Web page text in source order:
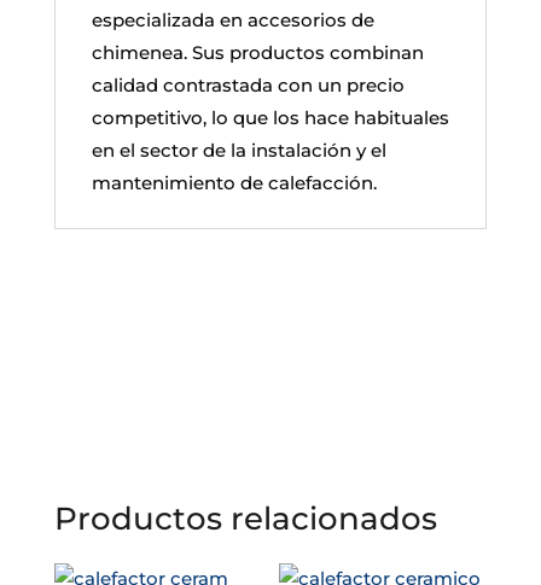
especializada en accesorios de
chimenea. Sus productos combinan
calidad contrastada con un precio
competitivo, lo que los hace habituales
en el sector de la instalación y el
mantenimiento de calefacción.
Productos relacionados